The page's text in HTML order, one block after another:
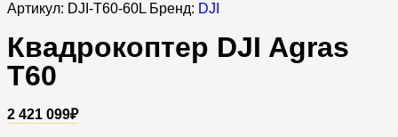
Артикул: DJI-T60-60L Бренд: DJI
Квадрокоптер DJI Agras
T60
2 421 099₽